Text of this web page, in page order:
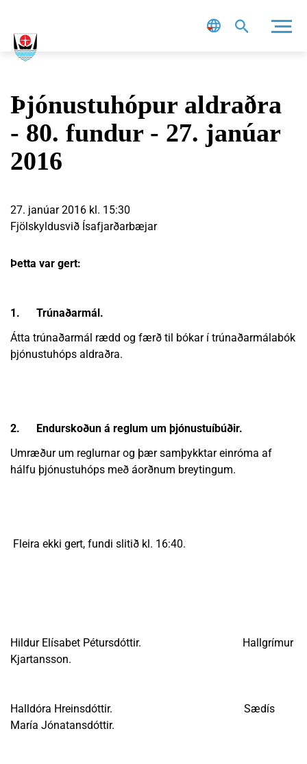
Þjónustuhópur aldraðra
- 80. fundur - 27. janúar
2016
27. janúar 2016 kl. 15:30
Fjölskyldusvið Ísafjarðarbæjar
Þetta var gert:
1. Trúnaðarmál.
Átta trúnaðarmál rædd og færð til bókar í trúnaðarmálabók
þjónustuhóps aldraðra.
2. Endurskoðun á reglum um þjónustuíbúðir.
Umræður um reglurnar og þær samþykktar einróma af
hálfu þjónustuhóps með áorðnum breytingum.
Fleira ekki gert, fundi slitið kl. 16:40.
Hildur Elísabet Pétursdóttir. Hallgrímur
Kjartansson.
Halldóra Hreinsdóttir. Sædís
María Jónatansdóttir.